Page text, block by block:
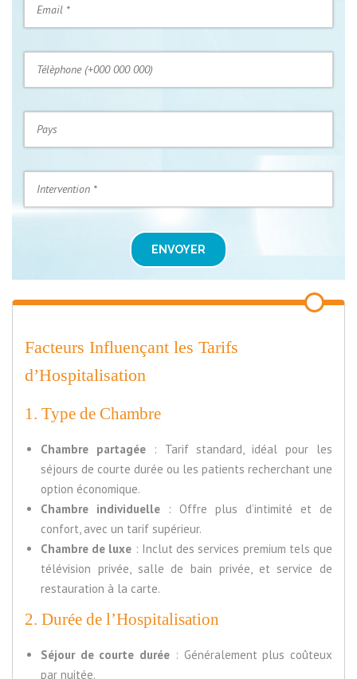
ENVOYER
Facteurs Influençant les Tarifs
d’Hospitalisation
1. Type de Chambre
Chambre partagée: Tarif standard, idéal pour les
séjours de courte durée ou les patients recherchant une
option économique.
Chambre individuelle : Offre plus d’intimité et de
confort, avec un tarif supérieur.
Chambre de luxe : Inclut des services premium tels que
télévision privée, salle de bain privée, et service de
restauration à la carte.
2. Durée de l’Hospitalisation
Séjour de courte durée : Généralement plus coûteux
par nuitée.